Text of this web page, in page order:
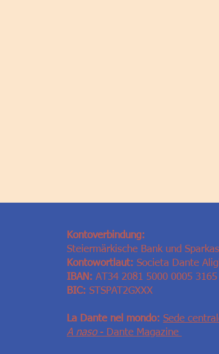
Kontoverbindung:
Steiermärkische Bank und
Kontowortlaut: Societa Dante
IBAN: AT34 2081 5000 0005 3165
BIC: STSPAT2GXXX
La Dante nel mondo: Sede
A naso- Dante Magazine